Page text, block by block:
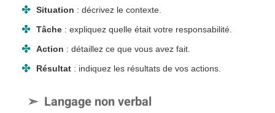
Situation : décrivez le contexte.
Tâche : expliquez quelle était votre responsabilité.
Action : détaillez ce que vous avez fait.
Résultat : indiquez les résultats de vos actions.
Langage non verbal